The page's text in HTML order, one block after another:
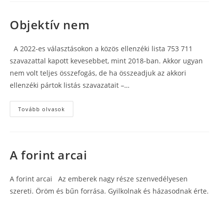
Objektív nem
A 2022-es választásokon a közös ellenzéki lista 753 711
szavazattal kapott kevesebbet, mint 2018-ban. Akkor ugyan
nem volt teljes összefogás, de ha összeadjuk az akkori
ellenzéki pártok listás szavazatait –…
Tovább olvasok
nem
A forint arcai
A forint arcai Az emberek nagy része szenvedélyesen
szereti. Öröm és bűn forrása. Gyilkolnak és házasodnak érte.